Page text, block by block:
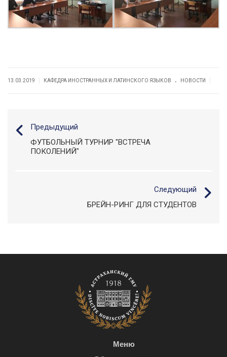
13.03.2019 КАФЕДРА ИНОСТРАННЫХ И ЛАТИНСКОГО ЯЗЫКОВ . НОВОСТИ
Предыдущий
ФУТБОЛЬНЫЙ ТУРНИР "ВСТРЕЧА
ПОКОЛЕНИЙ"
Следующий
БРЕЙН-РИНГ ДЛЯ СТУДЕНТОВ
Меню